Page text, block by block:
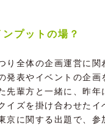
プットの場？
り全体の企画運営に関
発表やイベントの企画
先輩方と一緒に、昨年
イズを掛け合わせたイ
京に関する出題で、参